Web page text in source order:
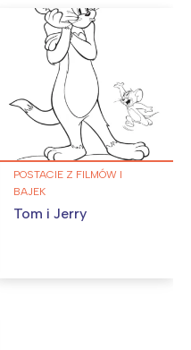
POSTACIE Z FILMÓW I
BAJEK
Tom i Jerry